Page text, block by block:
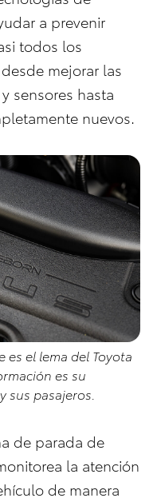
a prevenir
todos los
mejorar las
sensores hasta
nuevos.
es el lema del Toyota
es su
sus pasajeros.
de parada de
la atención
de manera